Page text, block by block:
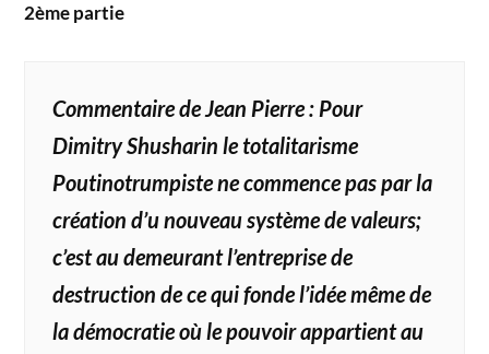
2ème partie
Commentaire de Jean Pierre : Pour
Dimitry Shusharin le totalitarisme
Poutinotrumpiste ne commence pas par la
création d’u nouveau système de valeurs;
c’est au demeurant l’entreprise de
destruction de ce qui fonde l’idée même de
la démocratie où le pouvoir appartient au